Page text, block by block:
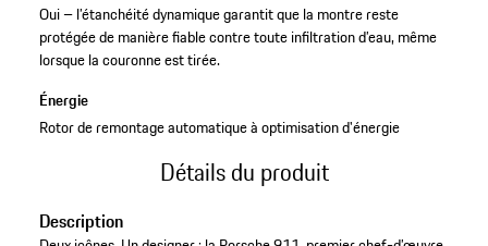
Oui – l’étanchéité dynamique garantit que la montre reste
protégée de manière fiable contre toute infiltration d’eau, même
lorsque la couronne est tirée.
Énergie
Rotor de remontage automatique à optimisation d'énergie
Détails du produit
Description